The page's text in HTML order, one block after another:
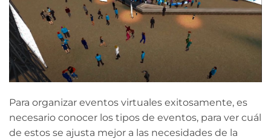
Para organizar eventos virtuales exitosamente, es
necesario conocer los tipos de eventos, para ver cuál
de estos se ajusta mejor a las necesidades de la